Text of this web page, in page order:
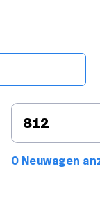
812
0 Neuwagen